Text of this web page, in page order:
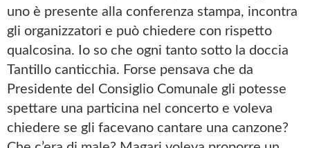
uno è presente alla conferenza stampa, incontra
gli organizzatori e può chiedere con rispetto
qualcosina. Io so che ogni tanto sotto la doccia
Tantillo canticchia. Forse pensava che da
Presidente del Consiglio Comunale gli potesse
spettare una particina nel concerto e voleva
chiedere se gli facevano cantare una canzone?